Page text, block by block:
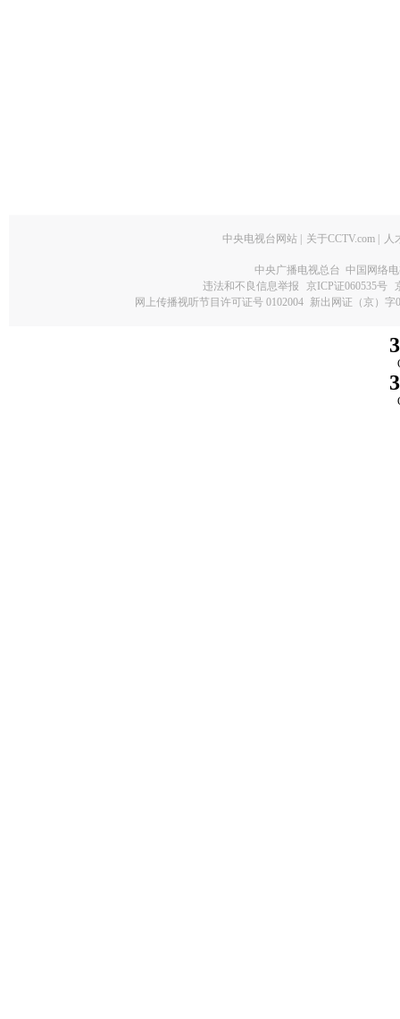
中央电视台网站 关于CCTV.com 人
中央广播电视总台 中国网络
违法和不良信息举报
京ICP证060535号
网上传播视听节目许可证号 0102004 新出网证（京）